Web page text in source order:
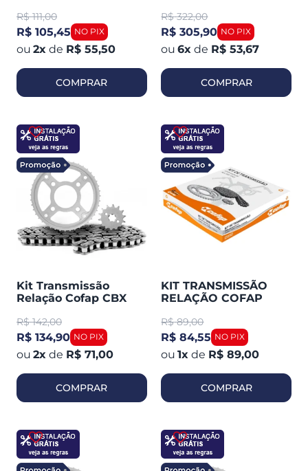
R$ 111,00
R$ 105,45
2x de R$ 55,50
COMPRAR
R$ 322,00
R$ 305,90
6x de R$ 53,67
COMPRAR
Kit Transmissão
Relação Cofap CBX
(410006)
R$ 142,00
R$ 134,90
2x de R$ 71,00
COMPRAR
KIT TRANSMISSÃO
RELAÇÃO COFAP
S/ RETENTOR
(420006)
R$ 89,00
R$ 84,55
1x de R$ 89,00
COMPRAR